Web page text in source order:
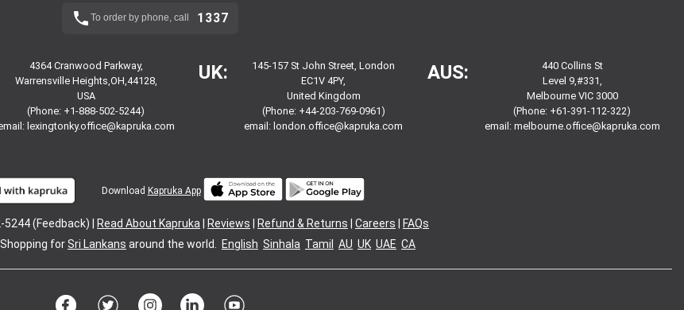
To order by phone, call 1337
4364 Cranwood Parkway,
Warrensville Heights,OH,44128,
USA
(Phone: +1-888-502-5244)
lexingtonky.office@kapruka.com
UK:
145-157 St John Street, London
EC1V 4PY,
United Kingdom
(Phone: +44-203-769-0961)
email:london.office@kapruka.com
AUS:
440 Collins St
Level 9,#331,
Melbourne VIC 3000
(Phone: +61-391-112-322)
email: melbourne.office@kapruka.com
Download Kapruka App
(Feedback) | Read About Kapruka Reviews Refund & Returns Careers
FAQs
forSri Lankans around the world. English Sinhala Tamil AU UK UAE CA